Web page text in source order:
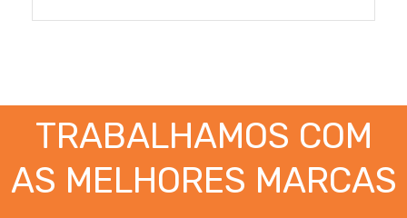
TRABALHAMOS COM
AS MELHORES MARCAS